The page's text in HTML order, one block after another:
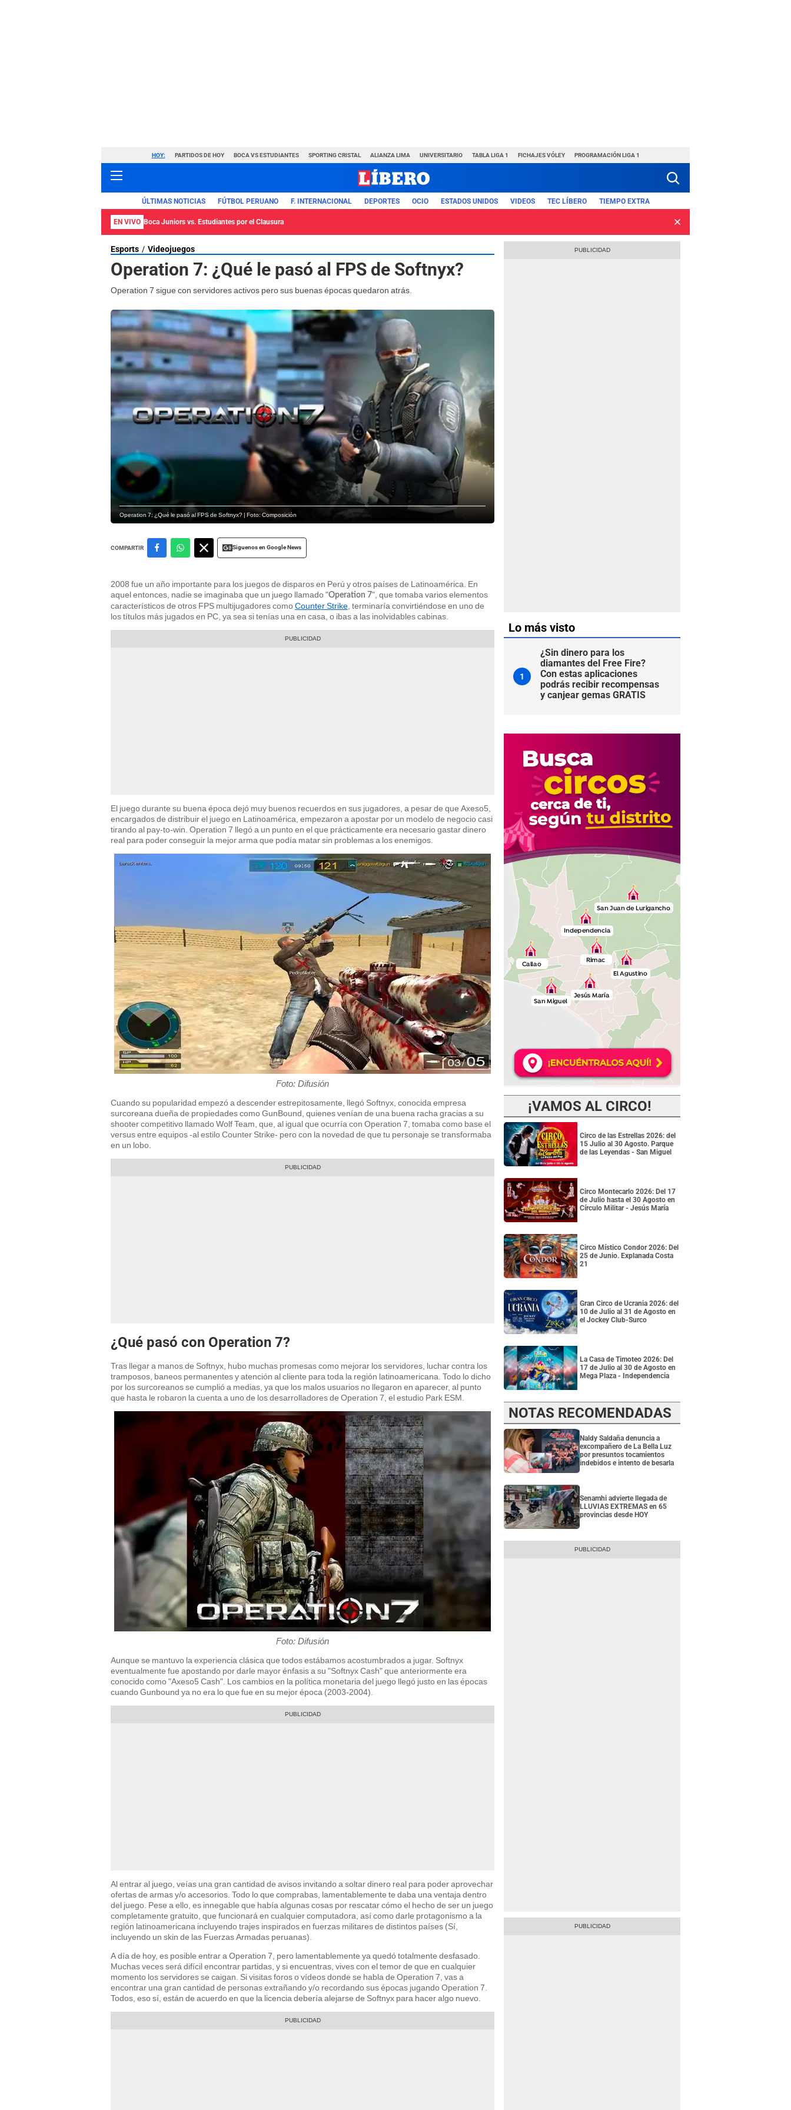
HOY: PARTIDOS DE HOY BOCA VS ESTUDIANTES SPORTING CRISTAL ALIANZA LIMA UNIVERSITARIO TABLA LIGA 1 FICHAJES VÓLEY PROGRAMACIÓN LIGA 1
ÚLTIMAS NOTICIAS FÚTBOL PERUANO F. INTERNACIONAL DEPORTES OCIO ESTADOS UNIDOS VIDEOS TEC LÍBERO TIEMPO EXTRA
EN VIVO Boca Juniors vs. Estudiantes por el Clausura
Esports Videojuegos
Operation 7: ¿Qué le pasó al FPS de Softnyx?
Operation 7 sigue con servidores activos pero sus buenas épocas quedaron atrás.
Operation 7: ¿Qué le pasó al FPS de Softnyx? | Foto: Composición
COMPARTIR Siguenos en Google News
2008 fue un año importante para los juegos de disparos en Perú y otros países de Latinoamérica. En
aquel entonces, nadie se imaginaba que un juego llamado "Operation 7", que tomaba varios elementos
característicos de otros FPS multijugadores comoCounter Strike , terminaría convirtiéndose en uno de
los títulos más jugados en PC, ya sea si tenías una en casa, o ibas a las inolvidables cabinas.
El juego durante su buena época dejó muy buenos recuerdos en sus jugadores, a pesar de que Axeso5,
encargados de distribuir el juego en Latinoamérica, empezaron a apostar por un modelo de negocio casi
tirando al pay-to-win. Operation 7 llegó a un punto en el que prácticamente era necesario gastar dinero
real para poder conseguir la mejor arma que podía matar sin problemas a los enemigos.
Foto: Difusión
Cuando su popularidad empezó a descender estrepitosamente, llegó Softnyx, conocida empresa
surcoreana dueña de propiedades como GunBound, quienes venían de una buena racha gracias a su
shooter competitivo llamado Wolf Team, que, al igual que ocurría con Operation 7, tomaba como base el
versus entre equipos -al estilo Counter Strike- pero con la novedad de que tu personaje se transformaba
en un lobo.
¿Qué pasó con Operation 7?
Tras llegar a manos de Softnyx, hubo muchas promesas como mejorar los servidores, luchar contra los
tramposos, baneos permanentes y atención al cliente para toda la región latinoamericana. Todo lo dicho
por los surcoreanos se cumplió a medias, ya que los malos usuarios no llegaron en aparecer, al punto
que hasta le robaron la cuenta a uno de los desarrolladores de Operation 7, el estudio Park ESM.
Foto: Difusión
Aunque se mantuvo la experiencia clásica que todos estábamos acostumbrados a jugar. Softnyx
eventualmente fue apostando por darle mayor énfasis a su "Softnyx Cash" que anteriormente era
conocido como "Axeso5 Cash". Los cambios en la política monetaria del juego llegó justo en las épocas
cuando Gunbound ya no era lo que fue en su mejor época (2003-2004).
Al entrar al juego, veías una gran cantidad de avisos invitando a soltar dinero real para poder aprovechar
ofertas de armas y/o accesorios. Todo lo que comprabas, lamentablemente te daba una ventaja dentro
del juego. Pese a ello, es innegable que había algunas cosas por rescatar cómo el hecho de ser un juego
completamente gratuito, que funcionará en cualquier computadora, así como darle protagonismo a la
región latinoamericana incluyendo trajes inspirados en fuerzas militares de distintos países (Sí,
incluyendo un skin de las Fuerzas Armadas peruanas).
A día de hoy, es posible entrar a Operation 7, pero lamentablemente ya quedó totalmente desfasado.
Muchas veces será difícil encontrar partidas, y si encuentras, vives con el temor de que en cualquier
momento los servidores se caigan. Si visitas foros o vídeos donde se habla de Operation 7, vas a
encontrar una gran cantidad de personas extrañando y/o recordando sus épocas jugando Operation 7.
Todos, eso sí, están de acuerdo en que la licencia debería alejarse de Softnyx para hacer algo nuevo.
Lo más visto
1
¿Sin dinero para los
diamantes del Free Fire?
Con estas aplicaciones
podrás recibir recompensas
y canjear gemas GRATIS
¡VAMOS AL CIRCO!
Circo de las Estrellas 2026: del
15 Julio al 30 Agosto. Parque
de las Leyendas - San Miguel
Circo Montecarlo 2026: Del 17
de Julio hasta el 30 Agosto en
Círculo Militar - Jesús María
Circo Místico Condor 2026: Del
25 de Junio. Explanada Costa
21
Gran Circo de Ucrania 2026: del
10 de Julio al 31 de Agosto en
el Jockey Club-Surco
La Casa de Timoteo 2026: Del
17 de Julio al 30 de Agosto en
Mega Plaza - Independencia
NOTAS RECOMENDADAS
Naldy Saldaña denuncia a
excompañero de La Bella Luz
por presuntos tocamientos
indebidos e intento de besarla
Senamhi advierte llegada de
LLUVIAS EXTREMAS en 65
provincias desde HOY